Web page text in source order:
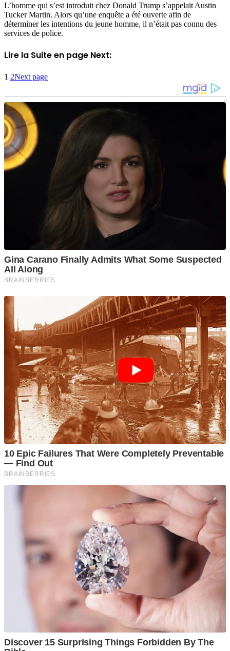
L’homme qui s’est introduit chez Donald Trump s’appelait Austin
Tucker Martin. Alors qu’une enquête a été ouverte afin de
déterminer les intentions du jeune homme, il n’était pas connu des
services de police.
Lire la Suite en page Next:
1 2Next page